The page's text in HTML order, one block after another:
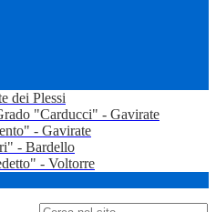
dei Plessi
"Carducci" - Gavirate
- Gavirate
- Bardello
- Voltorre